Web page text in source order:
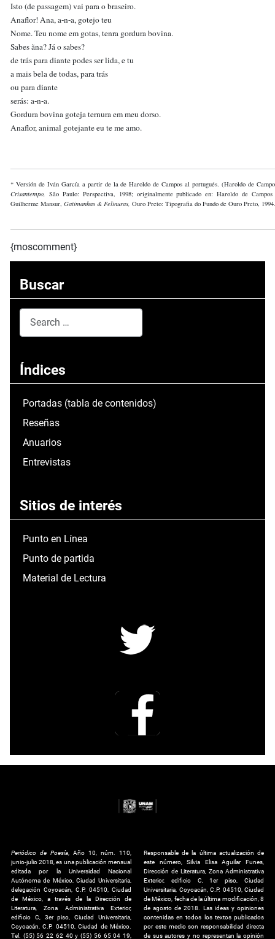
Isto (de passagem) vai para o braseiro.
Anaflor! Ana, a-n-a, gotejo teu
Nome. Teu nome em gotas, tenra gordura bovina.
Sabes ãna? Já o sabes?
de trás para diante podes ser lida, e tu
a mais bela de todas, para trás
ou para diante
serás: a-n-a.
Gordura bovina goteja ternura em meu dorso.
Anaflor, animal gotejante eu te me amo.
* Versión de Iván García a partir de la de Haroldo de Campos al portugués. (Haroldo de
Crisantempo, São Paulo: Perspectiva, 1998; originalmente publicado en: Haroldo de
Guilherme Mansur, Gatimanhas & Felinuras, Ouro Preto: Tipografia do Fundo de Ouro Preto,
{moscomment}
Buscar
Índices
Portadas (tabla de contenidos)
Reseñas
Anuarios
Entrevistas
Sitios de interés
Punto en Línea
Punto de partida
Material de Lectura
Periódico de Poesía , Año 10, núm. 110,
junio-julio 2018, es una publicación mensual
editada por la Universidad Nacional
Autónoma de México, Ciudad Universitaria,
delegación Coyoacán, C.P. 04510, Ciudad
de México, a través de la Dirección de
Literatura, Zona Administrativa Exterior,
edificio C, 3er piso, Ciudad Universitaria,
Coyoacán, C.P. 04510, Ciudad de México.
Tel. (55) 56 22 62 40 y (55) 56 65 04 19,
Responsable de la última actualización de
este número, Silvia Elisa Aguilar Funes,
Dirección de Literatura, Zona Administrativa
Exterior, edificio C, 1er piso, Ciudad
Universitaria, Coyoacán, C.P. 04510, Ciudad
de México, fecha de la última modificación, 8
de agosto de 2018. Las ideas y opiniones
contenidas en todos los textos publicados
por este medio son responsabilidad directa
de sus autores y no representan la opinión